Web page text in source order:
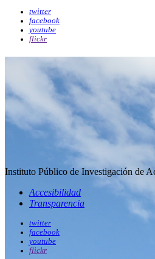
twitter
facebook
youtube
flickr
Instituto Público de Investigación de
Accesibilidad
Transparencia
twitter
facebook
youtube
flickr